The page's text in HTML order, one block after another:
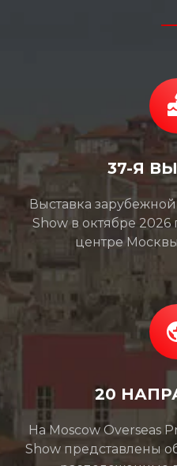
37-Я
Выставка
Show в октябре
центре
20
На Moscow Overseas
Show представлены